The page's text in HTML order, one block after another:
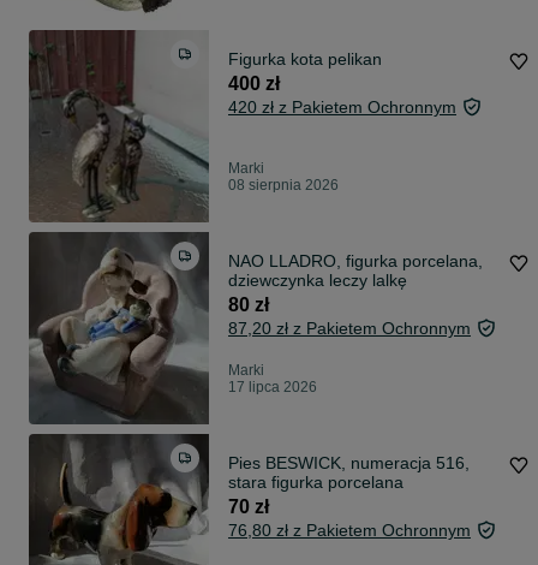
Figurka kota pelikan
400 zł
420 zł z Pakietem Ochronnym
Marki
08 sierpnia 2026
NAO LLADRO, figurka porcelana,
dziewczynka leczy lalkę
80 zł
87,20 zł z Pakietem Ochronnym
Marki
17 lipca 2026
Pies BESWICK, numeracja 516,
stara figurka porcelana
70 zł
76,80 zł z Pakietem Ochronnym